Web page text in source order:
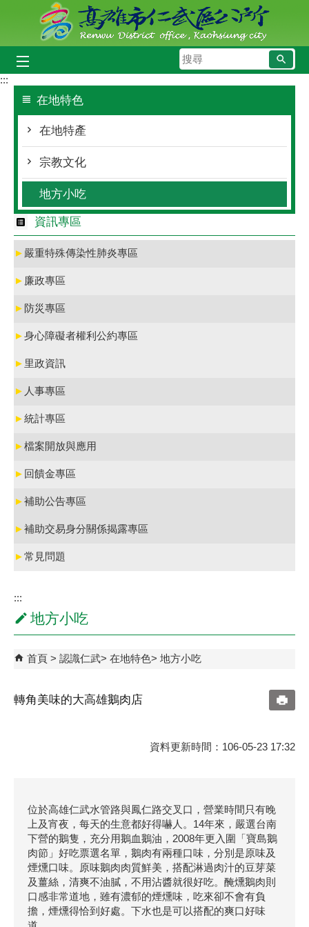
跳到主要內容區塊
搜
尋
:::
在地特色
在地特產
宗教文化
地方小吃
資訊專區
► 嚴重特殊傳染性肺炎專區
► 廉政專區
► 防災專區
►身心障礙者權利公約專區
► 里政資訊
► 人事專區
►統計專區
►檔案開放與應用
► 回饋金專區
►補助公告專區
►補助交易身分關係揭露專區
►常見問題
:::
地方小吃
首頁 認識仁武 在地特色 地方小吃
轉角美味的大高雄鵝肉店
資料更新時間：106-05-23 17:32
位於高雄仁武水管路與鳳仁路交叉口，營業時間只有晚
上及宵夜，每天的生意都好得嚇人。14年來，嚴選台南
下營的鵝隻，充分用鵝血鵝油，2008年更入圍「寶島鵝
肉節」好吃票選名單，鵝肉有兩種口味，分別是原味及
煙燻口味。原味鵝肉肉質鮮美，搭配淋過肉汁的豆芽菜
及薑絲，清爽不油膩，不用沾醬就很好吃。醃燻鵝肉則
口感非常道地，雖有濃郁的煙燻味，吃來卻不會有負
擔，煙燻得恰到好處。下水也是可以搭配的爽口好味